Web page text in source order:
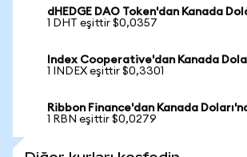
dHEDGE DAO Token'dan Kanada
1 DHT eşittir $0,0357
Index Cooperative'dan Kanada
1 INDEX eşittir $0,3301
Ribbon Finance'dan Kanada
1 RBN eşittir $0,0279